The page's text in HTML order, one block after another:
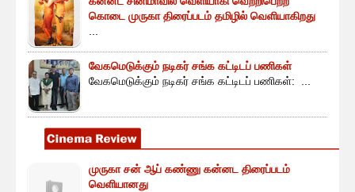
கொடை முருகா திரைப்படம் தமிழில் வெளியாகிறது
...
வேகமெடுக்கும் நடிகர் சங்க கட்டிடப் பணிகள்
வேகமெடுக்கும் நடிகர் சங்க கட்டிடப் பணிகள்: ...
முருகா சன் ஆப் கண்ணு கன்னட திரைப்படம்
வெளியானது